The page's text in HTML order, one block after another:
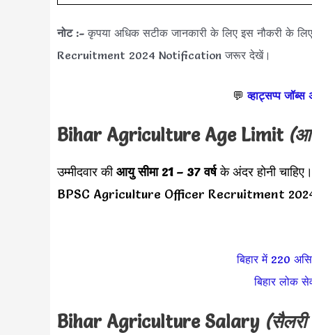
नोट :- कृपया अधिक सटीक जानकारी के लिए इस नौकरी के
Recruitment 2024 Notification जरूर देखें।
💬 व्हाट्सप्प
Bihar Agriculture Age Limit
उम्मीदवार कीआयु सीमा 21 – 37 वर्षके अंदर होनी
BPSC Agriculture Officer Recruitment 2024
बिहार में 220
बिहार लोक
Bihar Agriculture Salary (सैलरी